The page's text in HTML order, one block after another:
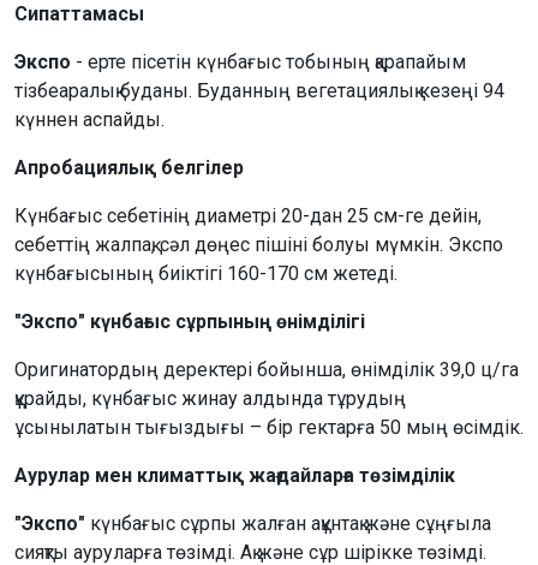
Сипаттамасы
Экспо - ерте пісетін күнбағыс тобының қарапайым
тізбеаралық буданы. Буданның вегетациялық кезеңі 94
күннен аспайды.
Апробациялық белгілер
Күнбағыс себетінің диаметрі 20-дан 25 см-ге дейін,
себеттің жалпақ, сәл дөңес пішіні болуы мүмкін. Экспо
күнбағысының биіктігі 160-170 см жетеді.
"Экспо" күнбағыс сұрпының өнімділігі
Оригинатордың деректері бойынша, өнімділік 39,0 ц/га
құрайды, күнбағыс жинау алдында тұрудың
ұсынылатын тығыздығы – бір гектарға 50 мың өсімдік.
Аурулар мен климаттық жағдайларға төзімділік
"Экспо" күнбағыс сұрпы жалған ақұнтақ және сұңғыла
сияқты ауруларға төзімді. Ақ және сұр шірікке төзімді.